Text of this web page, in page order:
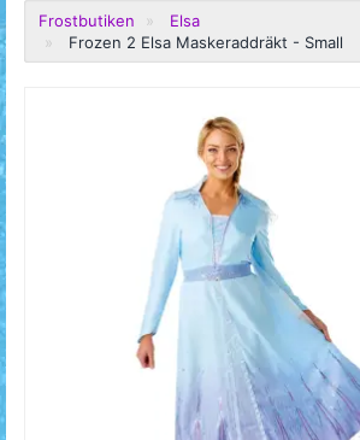
Frostbutiken
Elsa
Frozen 2 Elsa Maskeraddräkt - Small